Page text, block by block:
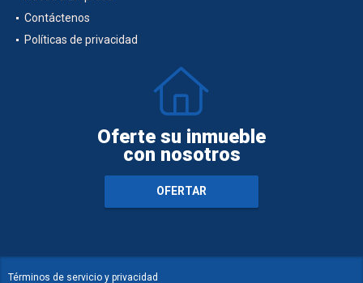
Contáctenos
Políticas de privacidad
Oferte su inmueble
con nosotros
OFERTAR
Términos de servicio y privacidad